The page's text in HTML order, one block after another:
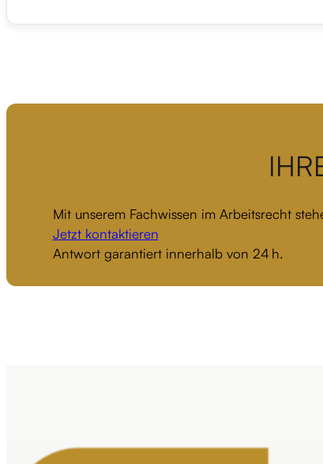
Mit unserem Fachwissen im Arbeitsrecht
Jetzt kontaktieren
Antwort garantiert innerhalb von 24 h.